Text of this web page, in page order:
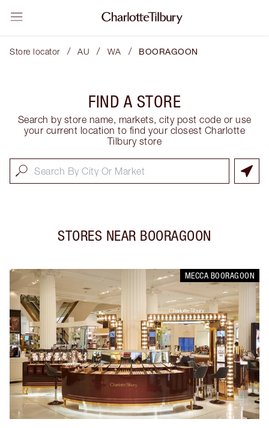
Store locator / AU / WA / BOORAGOON
FIND A STORE
Search by store name, markets, city post code or use
your current location to find your closest Charlotte
Tilbury store
STORES NEAR BOORAGOON
MECCA BOORAGOON